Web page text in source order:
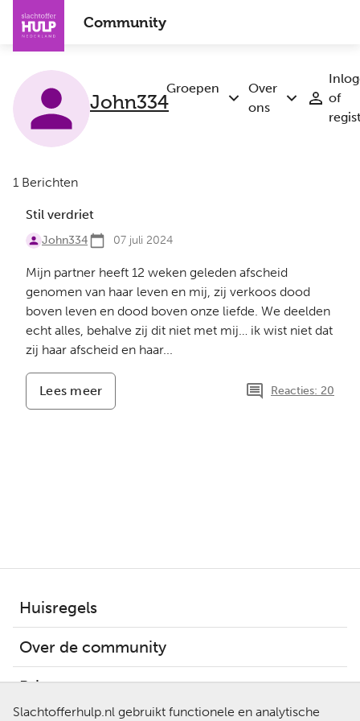
Slachtofferhulp.nl gebruikt functionele en analytische
Overslaan
naar
inhoud
gaan
Community
Groepen
Submenu
Over
ons
Submenu
of
John334
1 Berichten
Stil verdriet
John334 07 juli 2024
Mijn partner heeft 12 weken geleden afscheid
genomen van haar leven en mij, zij verkoos dood
boven leven en dood boven onze liefde. We deelden
echt alles, behalve zij dit niet met mij… ik wist niet dat
zij haar afscheid en haar...
Lees meer
Stil
Reacties: 20
Huisregels
Over de community
Privacy